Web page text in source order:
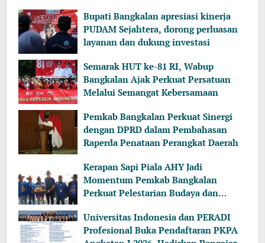
Bupati Bangkalan apresiasi kinerja
PUDAM Sejahtera, dorong perluasan
layanan dan dukung investasi
Semarak HUT ke-81 RI, Wabup
Bangkalan Ajak Perkuat Persatuan
Melalui Semangat Kebersamaan
Pemkab Bangkalan Perkuat Sinergi
dengan DPRD dalam Pembahasan
Raperda Penataan Perangkat Daerah
Kerapan Sapi Piala AHY Jadi
Momentum Pemkab Bangkalan
Perkuat Pelestarian Budaya dan
Universitas Indonesia dan PERADI
Profesional Buka Pendaftaran PKPA